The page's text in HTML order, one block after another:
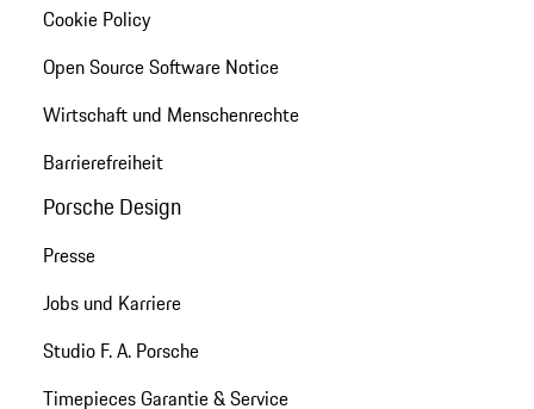
Cookie Policy
Open Source Software Notice
Wirtschaft und Menschenrechte
Barrierefreiheit
Porsche Design
Presse
Jobs und Karriere
Studio F. A. Porsche
Timepieces Garantie & Service